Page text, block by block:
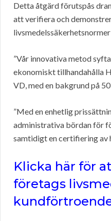
Detta åtgärd förutspås
att verifiera och
livsmedelssäkerhetsnormer
”Vår innovativa metod
ekonomiskt tillhandahålla
VD, med en bakgrund på
”Med en enhetlig
administrativa bördan för
samtidigt en certifiering av
Klicka här för
företags